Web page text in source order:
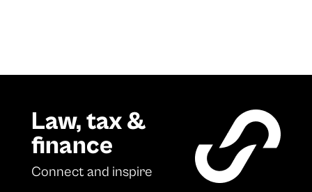
Law, tax &
finance
Connect and inspire